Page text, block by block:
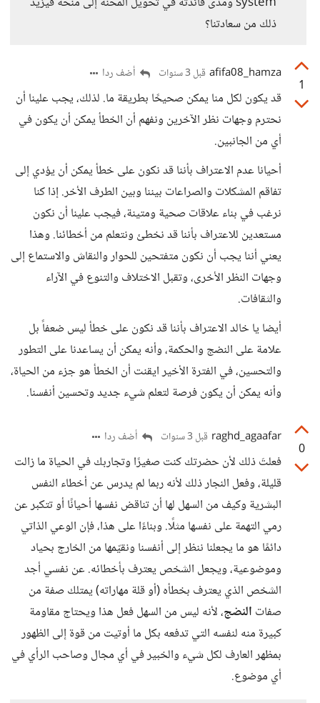
ذلك من سعادتنا؟
1
afifa08_hamza قبل 3 سنوات أضف ردا
قد يكون لكل منا يمكن صحيحًا بطريقة ما. لذلك، يجب علينا أن
نحترم وجهات نظر الآخرين ونفهم أن الخطأ يمكن أن يكون في
أي من الجانبين.
أحيانا عدم الاعتراف بأننا قد نكون على خطأ يمكن أن يؤدي إلى
تفاقم المشكلات والصراعات بيننا وبين الطرف الأخر. إذا كنا
نرغب في بناء علاقات صحية ومتينة، فيجب علينا أن نكون
مستعدين للاعتراف بأننا قد نخطئ ونتعلم من أخطائنا. وهذا
يعني أننا يجب أن نكون متفتحين للحوار والنقاش والاستماع إلى
وجهات النظر الأخرى، وتقبل الاختلاف والتنوع في الآراء
والثقافات.
أيضا يا خالد الاعتراف بأننا قد نكون على خطأ ليس ضعفاً بل
علامة على النضج والحكمة، وأنه يمكن أن يساعدنا على التطور
والتحسين، في الفترة الأخير ايقنت أن الخطأ هو جزء من الحياة،
وأنه يمكن أن يكون فرصة لتعلم شيء جديد وتحسين أنفسنا.
0
raghd_agaafar قبل 3 سنوات أضف ردا
فعلتَ ذلك لأن حضرتك كنت صغيرًا وتجاربك في الحياة ما زالت
قليلة، وفعل النجار ذلك لأنه ربما لم يدرس عن أخطاء النفس
البشرية وكيف من السهل لها أن تناقض نفسها أحيانًا أو تتكبر عن
رمي التهمة على نفسها مثلًا. وبناءًا على هذا، فإن الوعي الذاتي
دائمًا هو ما يجعلنا ننظر إلى أنفسنا ونقيّمها من الخارج بحياد
وموضوعية، ويجعل الشخص يعترف بأخطائه. عن نفسي أجد
الشخص الذي يعترف بخطأه (أو قلة مهاراته) يمتلك صفة من
صفات النضج، لأنه ليس من السهل فعل هذا ويحتاج مقاومة
كبيرة منه لنفسه التي تدفعه بكل ما أوتيت من قوة إلى الظهور
بمظهر العارف لكل شيء والخبير في أي مجال وصاحب الرأي في
أي موضوع.